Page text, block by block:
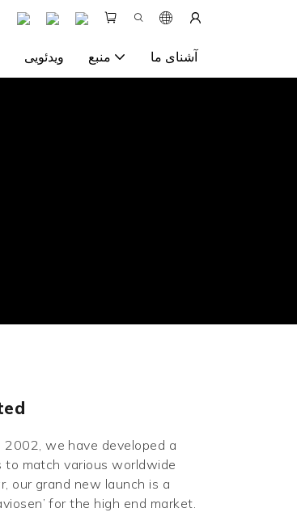
ویدئویی منبع آشنای ما
we have developed a
match various worldwide
our grand new launch is a
for the high end market.